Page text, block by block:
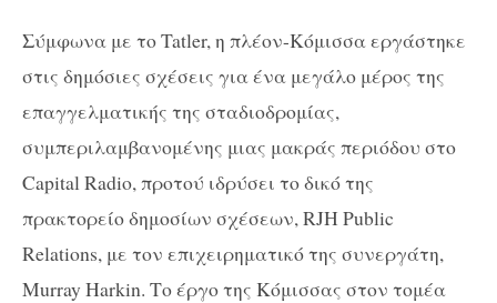
Σύμφωνα με το Tatler, η πλέον-Κόμισσα εργάστηκε
στις δημόσιες σχέσεις για ένα μεγάλο μέρος της
επαγγελματικής της σταδιοδρομίας,
συμπεριλαμβανομένης μιας μακράς περιόδου στο
Capital Radio, προτού ιδρύσει το δικό της
πρακτορείο δημοσίων σχέσεων, RJH Public
Relations, με τον επιχειρηματικό της συνεργάτη,
Murray Harkin. Το έργο της Κόμισσας στον τομέα